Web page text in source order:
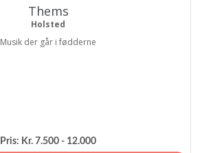
Thems
Holsted
Musik der går i fødderne
Pris: Kr. 7.500 - 12.000